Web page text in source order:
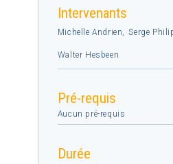
Intervenants
Michelle Andrien, Serge
Walter Hesbeen
Pré-requis
Aucun pré-requis
Durée